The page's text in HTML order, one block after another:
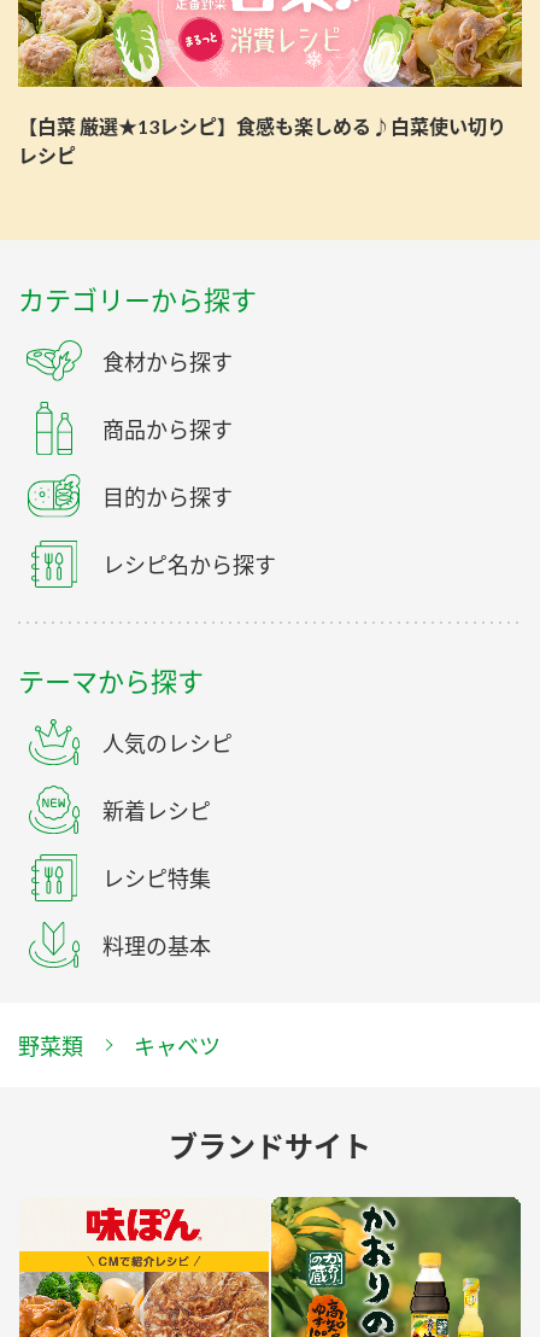
【白菜 厳選★13レシピ】食感も楽しめる♪白菜使い切り
レシピ
カテゴリーから探す
食材から探す
商品から探す
目的から探す
レシピ名から探す
テーマから探す
人気のレシピ
新着レシピ
レシピ特集
料理の基本
野菜類 キャベツ
ブランドサイト